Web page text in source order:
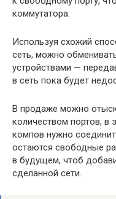
коммутатора.
Используя схожий
сеть, можно
устройствами —
в сеть пока будет
В продаже можно
количеством портов, в
компов нужно
остаются свободные
в будущем, чтоб
сделанной сети.